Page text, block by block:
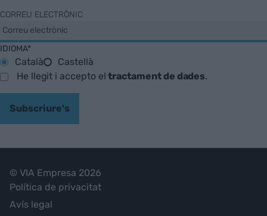
CORREU ELECTRÒNIC
IDIOMA*
Català
Castellà
He llegit i accepto eltractament de dades.
Subscriure's
© VIA Empresa 2026
Política de privacitat
Avís legal